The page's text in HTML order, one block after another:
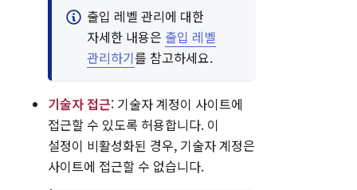
출입 레벨 관리에 대한
자세한 내용은 출입 레벨
관리하기를 참고하세요.
기술자 접근: 기술자 계정이 사이트에
접근할 수 있도록 허용합니다. 이
설정이 비활성화된 경우, 기술자 계정은
사이트에 접근할 수 없습니다.